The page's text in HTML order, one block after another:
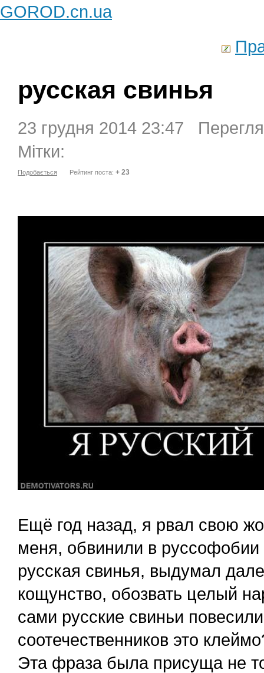
GOROD.cn.ua
русская свинья
23 грудня 2014 23:47
Мітки:
Подобається Рейтинг поста: + 23
Ещё год назад, я рвал свою
меня, обвинили в
русская свинья, выдумал
кощунство, обозвать целый
сами русские свиньи
соотечественников это
Эта фраза была присуща не